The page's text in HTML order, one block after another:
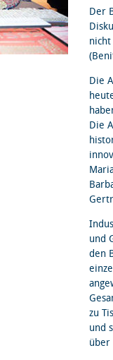
Der
Die
Die
und
den
zu
und
über